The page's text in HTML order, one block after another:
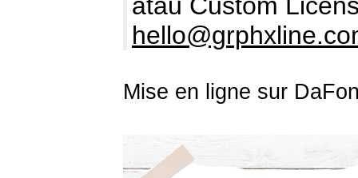
Mise en ligne sur